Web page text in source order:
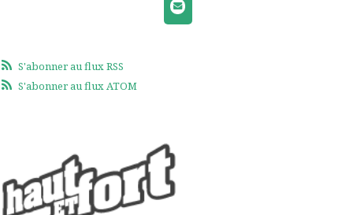
S'abonner au flux RSS
S'abonner au flux ATOM